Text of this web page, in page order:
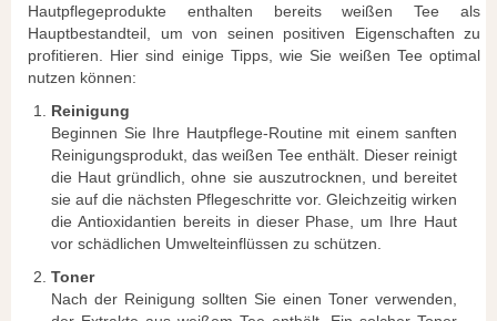
Hautpflegeprodukte enthalten bereits weißen Tee als
Hauptbestandteil, um von seinen positiven Eigenschaften zu
profitieren. Hier sind einige Tipps, wie Sie weißen Tee optimal
nutzen können:
Reinigung
Beginnen Sie Ihre Hautpflege-Routine mit einem sanften
Reinigungsprodukt, das weißen Tee enthält. Dieser reinigt
die Haut gründlich, ohne sie auszutrocknen, und bereitet
sie auf die nächsten Pflegeschritte vor. Gleichzeitig wirken
die Antioxidantien bereits in dieser Phase, um Ihre Haut
vor schädlichen Umwelteinflüssen zu schützen.
Toner
Nach der Reinigung sollten Sie einen Toner verwenden,